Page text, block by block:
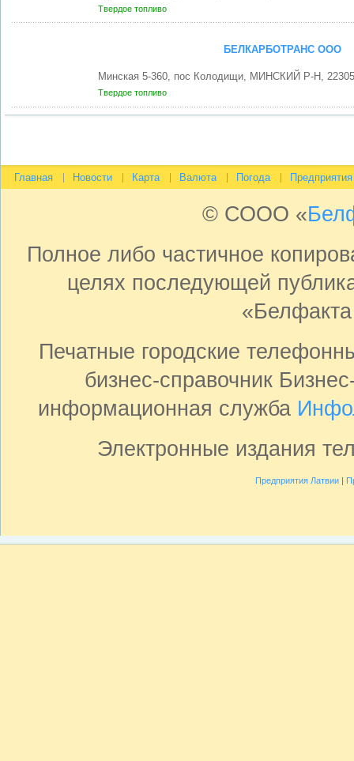
Твердое топливо
БЕЛКАРБОТРАНС ООО
Минская 5-360, пос Колодищи, МИНСКИЙ Р-Н,
Твердое топливо
Главная Новости Карта Валюта Погода Предприятия
© СООО «
Полное либо частичное
целях последующей
Печатные городские
бизнес-справочник
информационная служба
Электронные издания
Предприятия Латвии|